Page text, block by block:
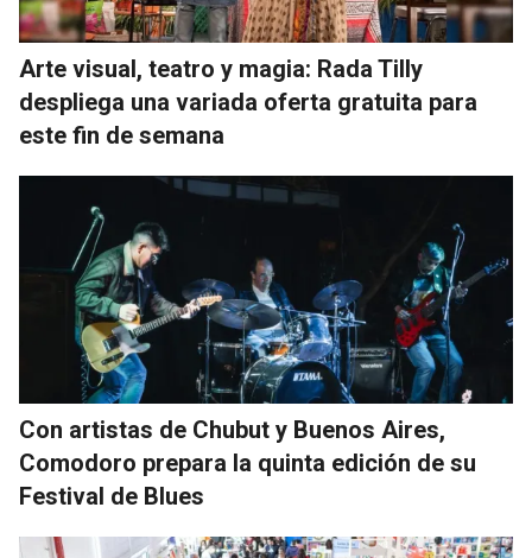
Arte visual, teatro y magia: Rada Tilly
despliega una variada oferta gratuita para
este fin de semana
Con artistas de Chubut y Buenos Aires,
Comodoro prepara la quinta edición de su
Festival de Blues